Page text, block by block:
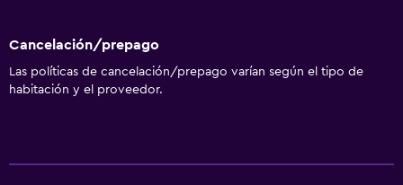
Cancelación/prepago
Las políticas de cancelación/prepago varían según el tipo de
habitación y el proveedor.